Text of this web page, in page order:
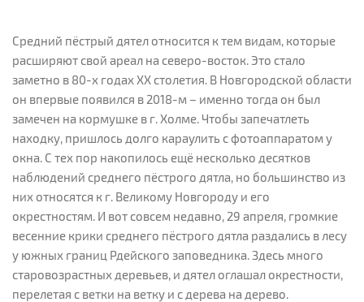
Средний пёстрый дятел относится к тем видам, которые
расширяют свой ареал на северо-восток. Это стало
заметно в 80-х годах XX столетия. В Новгородской области
он впервые появился в 2018-м – именно тогда он был
замечен на кормушке в г. Холме. Чтобы запечатлеть
находку, пришлось долго караулить с фотоаппаратом у
окна. С тех пор накопилось ещё несколько десятков
наблюдений среднего пёстрого дятла, но большинство из
них относятся к г. Великому Новгороду и его
окрестностям. И вот совсем недавно, 29 апреля, громкие
весенние крики среднего пёстрого дятла раздались в лесу
у южных границ Рдейского заповедника. Здесь много
старовозрастных деревьев, и дятел оглашал окрестности,
перелетая с ветки на ветку и с дерева на дерево.